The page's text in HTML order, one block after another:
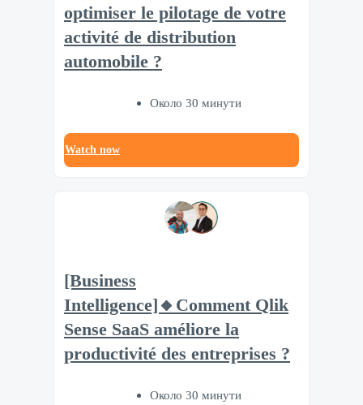
optimiser le pilotage de votre
activité de distribution
automobile ?
Около 30 минути
Watch now
[Business
Intelligence]🔸Comment Qlik
Sense SaaS améliore la
productivité des entreprises ?
Около 30 минути